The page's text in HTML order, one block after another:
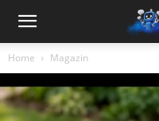
Home Magazin